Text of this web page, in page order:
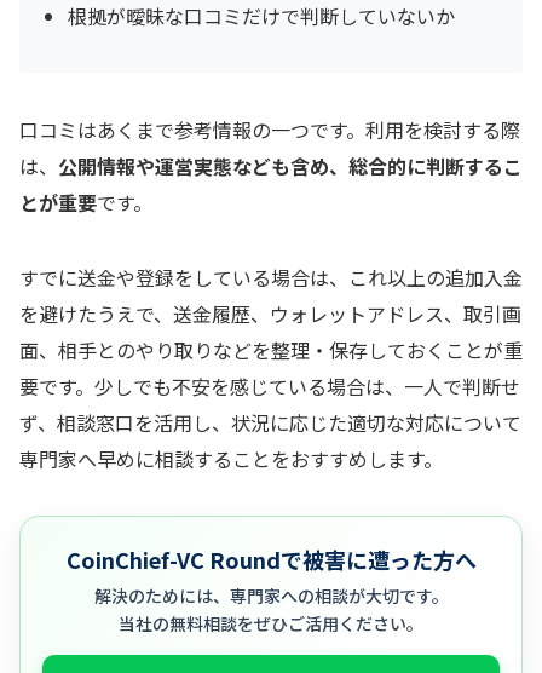
根拠が曖昧な口コミだけで判断していないか
口コミはあくまで参考情報の一つです。利用を検討する際
は、 公開情報や運営実態なども含め、総合的に判断するこ
とが重要です。
すでに送金や登録をしている場合は、これ以上の追加入金
を避けたうえで、送金履歴、ウォレットアドレス、取引画
面、相手とのやり取りなどを整理・保存しておくことが重
要です。少しでも不安を感じている場合は、一人で判断せ
ず、相談窓口を活用し、状況に応じた適切な対応について
専門家へ早めに相談することをおすすめします。
CoinChief-VC Roundで被害に遭った方へ
解決のためには、専門家への相談が大切です。
当社の無料相談をぜひご活用ください。